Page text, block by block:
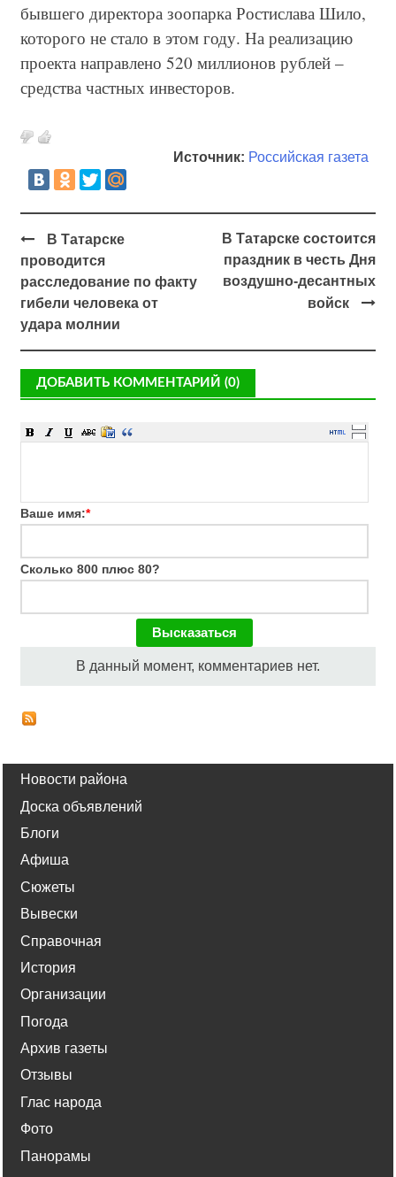
бывшего директора зоопарка Ростислава Шило,
которого не стало в этом году. На реализацию
проекта направлено 520 миллионов рублей –
средства частных инвесторов.
Источник: Российская газета
В Татарске
проводится
расследование по факту
гибели человека от
удара молнии
В Татарске состоится
праздник в честь Дня
воздушно-десантных
войск
ДОБАВИТЬ КОММЕНТАРИЙ (0)
Ваше имя:*
Сколько 800 плюс 80?
В данный момент, комментариев нет.
Новости района
Доска объявлений
Блоги
Афиша
Сюжеты
Вывески
Справочная
История
Организации
Погода
Архив газеты
Отзывы
Глас народа
Фото
Панорамы